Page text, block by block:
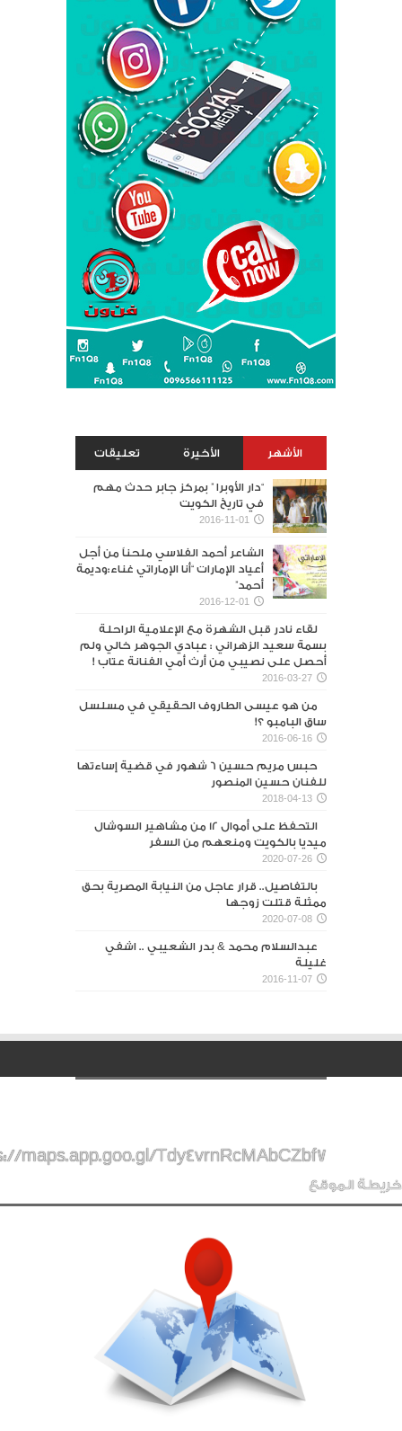
الأشهر الأخيرة تعليقات
“دار الأوبرا ” بمركز جابر حدث مهم
في تاريخ الكويت
2016-11-01
الشاعر أحمد الفلاسي ملحناً من أجل
أعياد الإمارات “أنا الإماراتي غناء:وديمة
أحمد”
2016-12-01
لقاء نادر قبل الشهرة مع الإعلامية الراحلة
بسمة سعيد الزهراني : عبادي الجوهر خالي ولم
أحصل على نصيبي من أرث أمي الفنانة عتاب !
2016-03-27
من هو عيسى الطاروف الحقيقي في مسلسل
ساق البامبو ؟!
2016-06-16
حبس مريم حسين 6 شهور في قضية إساءتها
للفنان حسين المنصور‎
2018-04-13
التحفظ على أموال 12 من مشاهير السوشال
ميديا بالكويت ومنعهم من السفر
2020-07-26
بالتفاصيل.. قرار عاجل من النيابة المصرية بحق
ممثلة قتلت زوجها
2020-07-08
عبدالسلام محمد & بدر الشعيبي .. اشفي
غليلة
2016-11-07
maps.app.goo.gl/Tdy4vrnRcMAbCZbf7
خريطة الموقع